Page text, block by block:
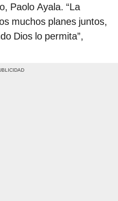
Paolo Ayala. “La
muchos planes juntos,
Dios lo permita”,